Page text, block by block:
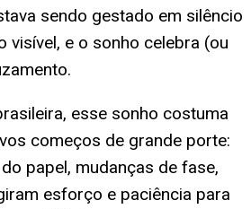
sendo gestado em silêncio
visível, e o sonho celebra (ou
esse sonho costuma
começos de grande porte:
papel, mudanças de fase,
esforço e paciência para